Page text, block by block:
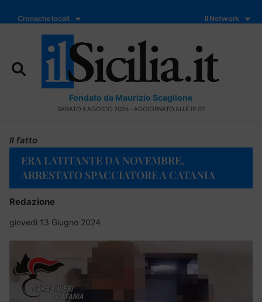
Cronache locali Il Network
Fondato da Maurizio Scaglione
SABATO 8 AGOSTO 2026 - AGGIORNATO ALLE 19:07
Il fatto
ERA LATITANTE DA NOVEMBRE,
ARRESTATO SPACCIATORE A CATANIA
Redazione
giovedì 13 Giugno 2024